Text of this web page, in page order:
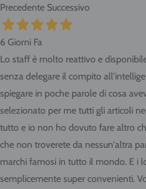
Precedente Successivo
6 Giorni Fa
Lo staff è molto reattivo e
senza delegare il compito
spiegare in poche parole di cosa
selezionato per me tutti gli articoli
tutto e io non ho dovuto fare altro
che non troverete da nessun'altra
marchi famosi in tutto il mondo. E i
semplicemente super convenienti.